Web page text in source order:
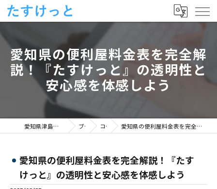
愛知県の便利屋料金表を完全解
説！『たすけっと』の透明性と
安心感を体感しよう
愛知県津島市の便利屋ならたすけっと ブログ コラム 愛知県の便利屋料金表を完全解説！『たすけっと』の透明性と安心感を体感しよう
愛知県の便利屋料金表を完全解説！『たす
けっと』の透明性と安心感を体感しよう